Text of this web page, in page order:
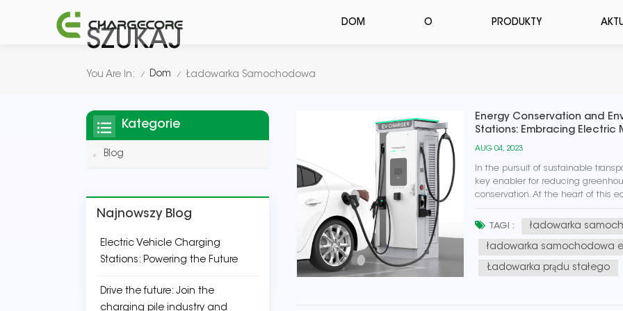
DOM O PRODUKTY
SZUKAJ
You Are In: / Dom / Ładowarka Samochodowa
Energy Conservation and
Stations: Embracing Electric
AUG 04, 2023
In the pursuit of sustainable
key enabler for reducing
conservation. At the heart of this
powered by electricity instead of
TAGI : ładowarka
ładowarka samochodowa
Ładowarka prądu stałego
Kategorie
Blog
Najnowszy Blog
Electric Vehicle Charging
Stations: Powering the Future
Drive the future: Join the
charging pile industry and